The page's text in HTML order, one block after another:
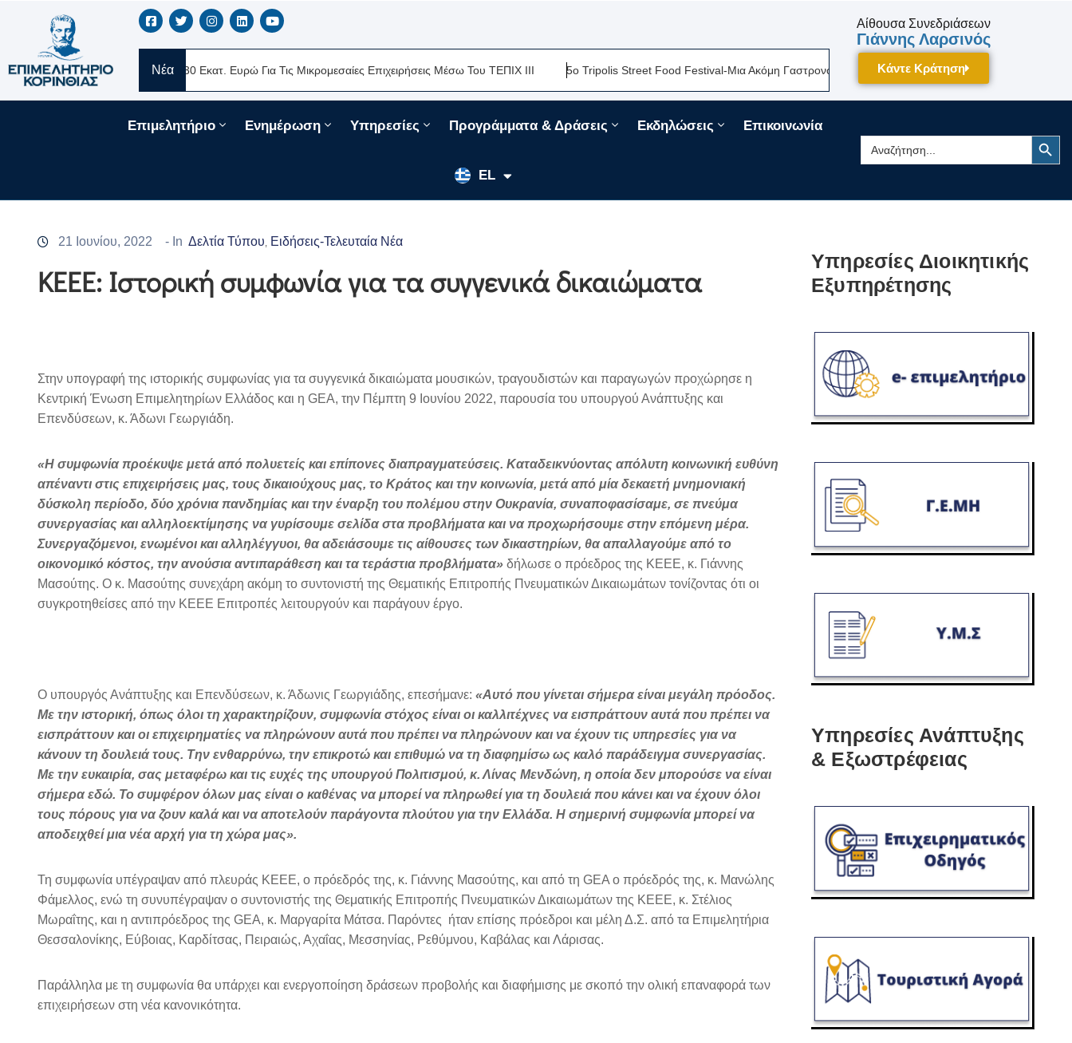
Νέα
Ελλάς Νέα Δάνεια 330 Εκατ. Ευρώ Για Τις Μικρομεσαίες Επιχειρήσεις Μέσω Του ΤΕΠΙΧ ΙΙΙ 5ο Tripolis Street Food Festival-Μια Ακόμη Γαστρονομική Γιορτή Της Πελοποννήσου Δίνει Ραντεβού Τον
Αίθουσα Συνεδριάσεων
Γιάννης Λαρσινός
Κάντε Κράτηση
Επιμελητήριο Ενημέρωση Υπηρεσίες Προγράμματα & Δράσεις Εκδηλώσεις Επικοινωνία
EL
EN
FR
Search
for:
Search Button
21 Ιουνίου, 2022 - In Δελτία Τύπου Ειδήσεις-Τελευταία Νέα
ΚΕΕΕ: Ιστορική συμφωνία για τα συγγενικά δικαιώματα
Στην υπογραφή της ιστορικής συμφωνίας για τα συγγενικά δικαιώματα μουσικών, τραγουδιστών και παραγωγών προχώρησε η
Κεντρική Ένωση Επιμελητηρίων Ελλάδος και η GEA, την Πέμπτη 9 Ιουνίου 2022, παρουσία του υπουργού Ανάπτυξης και
Επενδύσεων, κ. Άδωνι Γεωργιάδη.
«Η συμφωνία προέκυψε μετά από πολυετείς και επίπονες διαπραγματεύσεις. Καταδεικνύοντας απόλυτη κοινωνική ευθύνη
απέναντι στις επιχειρήσεις μας, τους δικαιούχους μας, το Κράτος και την κοινωνία, μετά από μία δεκαετή μνημονιακή
δύσκολη περίοδο, δύο χρόνια πανδημίας και την έναρξη του πολέμου στην Ουκρανία, συναποφασίσαμε, σε πνεύμα
συνεργασίας και αλληλοεκτίμησης να γυρίσουμε σελίδα στα προβλήματα και να προχωρήσουμε στην επόμενη μέρα.
Συνεργαζόμενοι, ενωμένοι και αλληλέγγυοι, θα αδειάσουμε τις αίθουσες των δικαστηρίων, θα απαλλαγούμε από το
οικονομικό κόστος, την ανούσια αντιπαράθεση και τα τεράστια προβλήματα» δήλωσε ο πρόεδρος της ΚΕΕΕ, κ. Γιάννης
Μασούτης. Ο κ. Μασούτης συνεχάρη ακόμη το συντονιστή της Θεματικής Επιτροπής Πνευματικών Δικαιωμάτων τονίζοντας ότι οι
συγκροτηθείσες από την ΚΕΕΕ Επιτροπές λειτουργούν και παράγουν έργο.
Ο υπουργός Ανάπτυξης και Επενδύσεων, κ. Άδωνις Γεωργιάδης, επεσήμανε: «Αυτό που γίνεται σήμερα είναι μεγάλη πρόοδος.
Με την ιστορική, όπως όλοι τη χαρακτηρίζουν, συμφωνία στόχος είναι οι καλλιτέχνες να εισπράττουν αυτά που πρέπει να
εισπράττουν και οι επιχειρηματίες να πληρώνουν αυτά που πρέπει να πληρώνουν και να έχουν τις υπηρεσίες για να
κάνουν τη δουλειά τους. Την ενθαρρύνω, την επικροτώ και επιθυμώ να τη διαφημίσω ως καλό παράδειγμα συνεργασίας.
Με την ευκαιρία, σας μεταφέρω και τις ευχές της υπουργού Πολιτισμού, κ. Λίνας Μενδώνη, η οποία δεν μπορούσε να είναι
σήμερα εδώ. Το συμφέρον όλων μας είναι ο καθένας να μπορεί να πληρωθεί για τη δουλειά που κάνει και να έχουν όλοι
τους πόρους για να ζουν καλά και να αποτελούν παράγοντα πλούτου για την Ελλάδα. Η σημερινή συμφωνία μπορεί να
αποδειχθεί μια νέα αρχή για τη χώρα μας».
Τη συμφωνία υπέγραψαν από πλευράς ΚΕΕΕ, ο πρόεδρός της, κ. Γιάννης Μασούτης, και από τη GEA ο πρόεδρός της, κ. Μανώλης
Φάμελλος, ενώ τη συνυπέγραψαν ο συντονιστής της Θεματικής Επιτροπής Πνευματικών Δικαιωμάτων της ΚΕΕΕ, κ. Στέλιος
Μωραΐτης, και η αντιπρόεδρος της GEA, κ. Μαργαρίτα Μάτσα. Παρόντες ήταν επίσης πρόεδροι και μέλη Δ.Σ. από τα Επιμελητήρια
Θεσσαλονίκης, Εύβοιας, Καρδίτσας, Πειραιώς, Αχαΐας, Μεσσηνίας, Ρεθύμνου, Καβάλας και Λάρισας.
Παράλληλα με τη συμφωνία θα υπάρχει και ενεργοποίηση δράσεων προβολής και διαφήμισης με σκοπό την ολική επαναφορά των
επιχειρήσεων στη νέα κανονικότητα.
Υπηρεσίες Διοικητικής
Εξυπηρέτησης
Υπηρεσίες Ανάπτυξης
& Εξωστρέφειας